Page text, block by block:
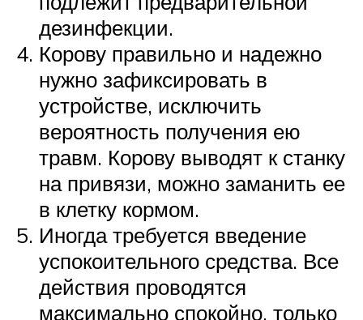
дезинфекции.
Корову правильно и надежно
нужно зафиксировать в
устройстве, исключить
вероятность получения ею
травм. Корову выводят к станку
на привязи, можно заманить ее
в клетку кормом.
Иногда требуется введение
успокоительного средства. Все
действия проводятся
максимально спокойно, только